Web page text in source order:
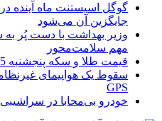
گوگل اسیستنت ماه آینده
جایگزین آن می‌شود
وزیر بهداشت با دست پُر به
مهم سلامت‌محور
قیمت طلا و سکه پنجشنبه 15 مرداد
سقوط یک هواپیمای
GPS
خودرو بی‌محابا در